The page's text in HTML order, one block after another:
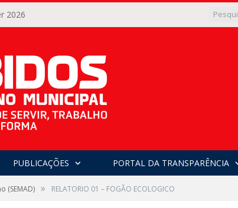
2026
PUBLICAÇÕES PORTAL DA TRANSPARÊNCIA
(SEMAD) » RELATORIO 01 – FOGÃO ECOLOGICO